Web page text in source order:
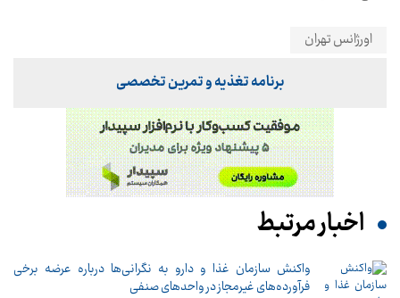
اورژانس تهران
برنامه تغذیه و تمرین تخصصی
اخبار مرتبط
واکنش سازمان غذا و دارو به نگرانی‌ها درباره عرضه برخی
فرآورده‌های غیرمجاز در واحدهای صنفی